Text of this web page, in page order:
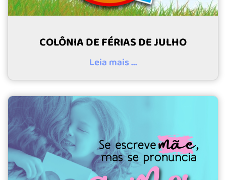
COLÔNIA DE FÉRIAS DE JULHO
Leia mais ...